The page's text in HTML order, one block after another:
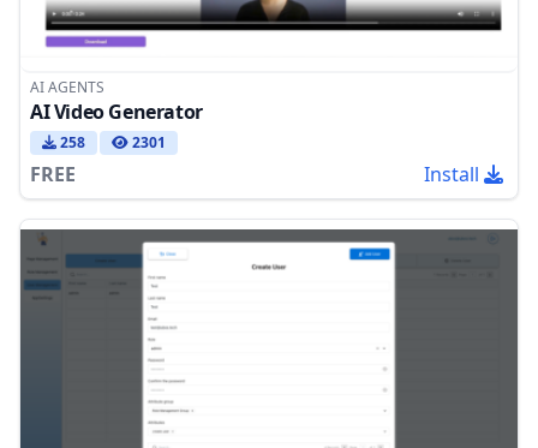
AI AGENTS
AI Video Generator
258 2301
FREE Install